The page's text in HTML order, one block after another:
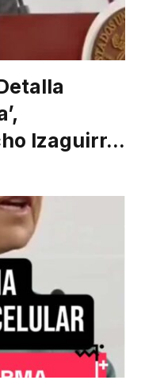
Izaguirr…